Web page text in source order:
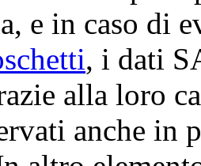
e in caso di
, i dati
alla loro
anche in